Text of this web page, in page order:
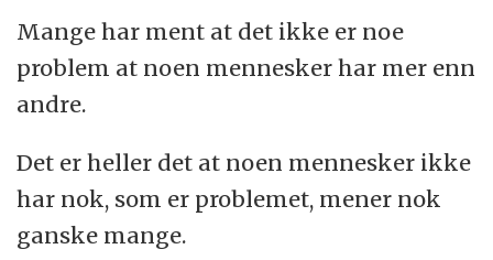
Mange har ment at det ikke er noe
problem at noen mennesker har mer enn
andre.
Det er heller det at noen mennesker ikke
har nok, som er problemet, mener nok
ganske mange.